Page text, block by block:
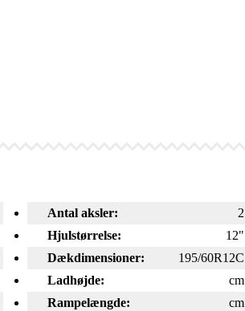
Antal aksler:
2
Hjulstørrelse:
12"
Dækdimensioner:
195/60R12C
Ladhøjde:
cm
Rampelængde:
cm